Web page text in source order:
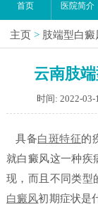
首页 医院简介
主页 > 肢端型白癜
云南肢
时间: 2022-03-
具备白斑特征的
就白癜风这一种疾
现，而且不同类型
白癜风初期症状是